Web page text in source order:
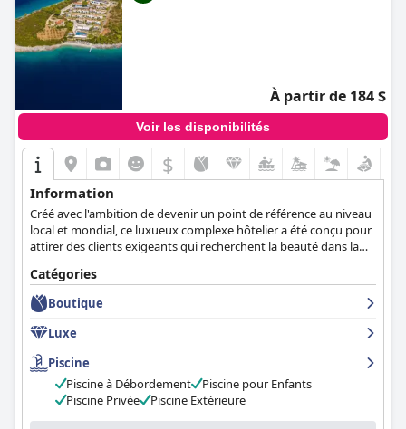
À partir de 184 $
Voir les disponibilités
$
Information
Créé avec l'ambition de devenir un point de référence au niveau
local et mondial, ce luxueux complexe hôtelier a été conçu pour
attirer des clients exigeants qui recherchent la beauté dans la
Catégories
Boutique
Luxe
Piscine
Piscine à Débordement
Piscine pour Enfants
Piscine Privée
Piscine Extérieure